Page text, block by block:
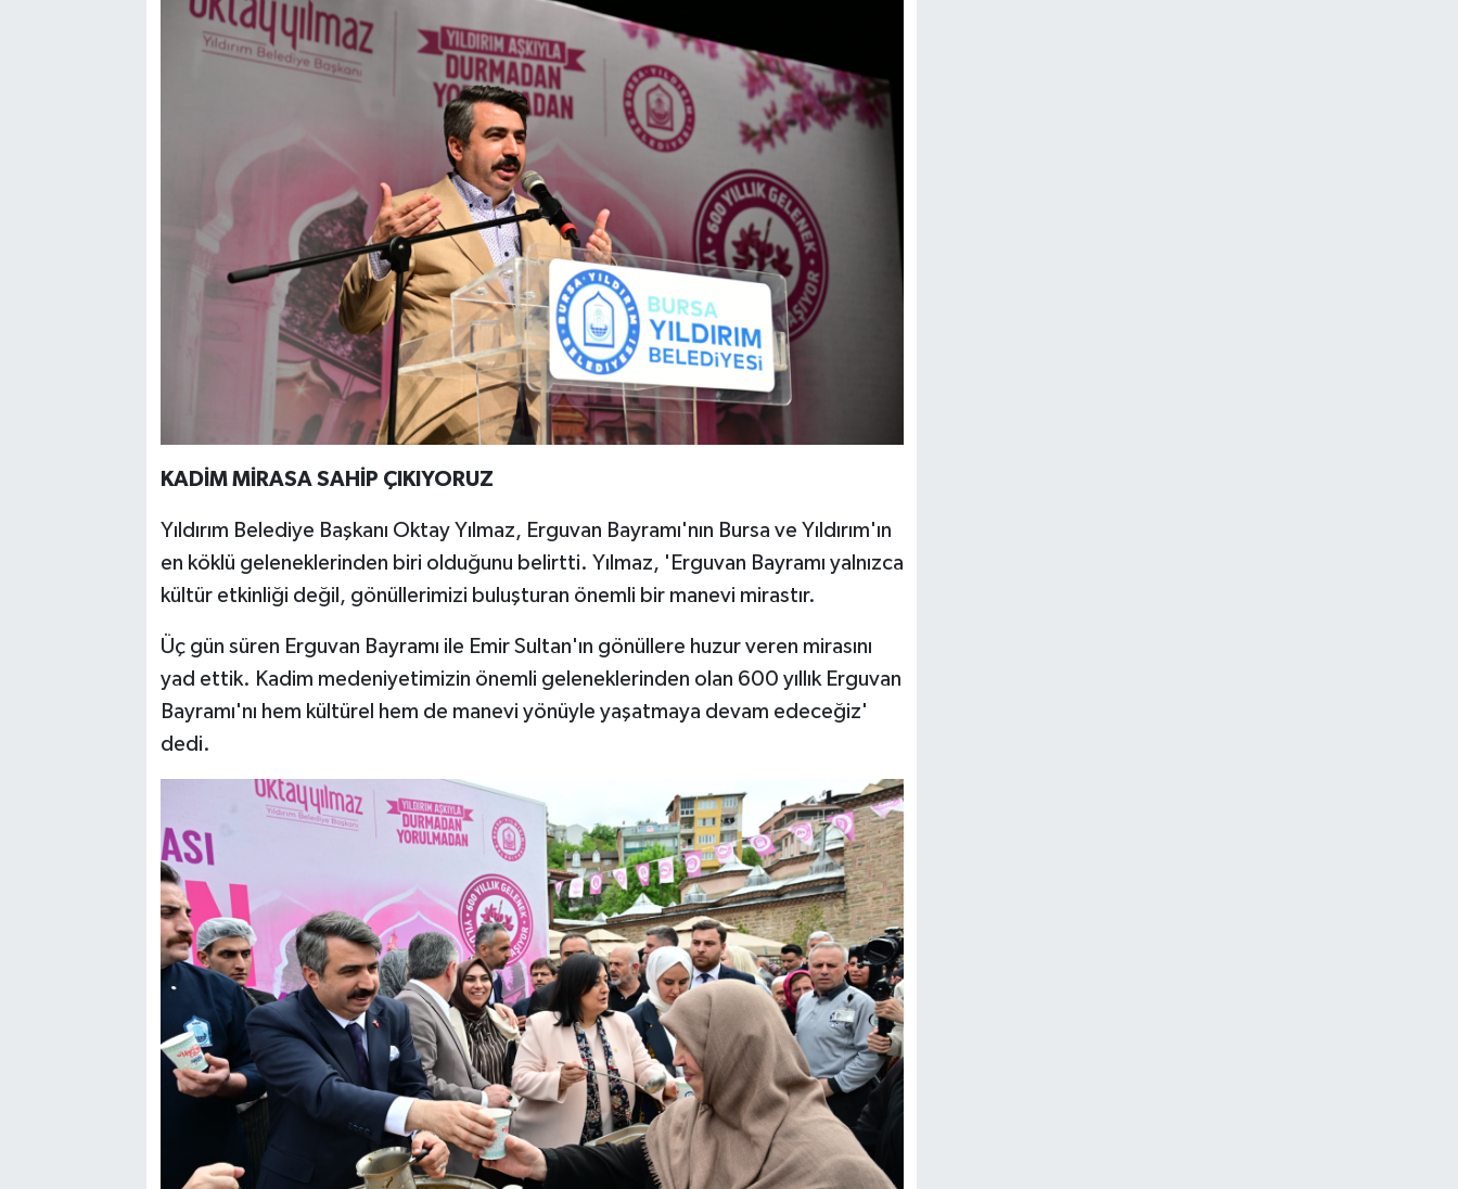
KADİM MİRASA SAHİP ÇIKIYORUZ
Yıldırım Belediye Başkanı Oktay Yılmaz, Erguvan Bayramı'nın Bursa ve Yıldırım'ın
en köklü geleneklerinden biri olduğunu belirtti. Yılmaz, 'Erguvan Bayramı yalnızca
kültür etkinliği değil, gönüllerimizi buluşturan önemli bir manevi mirastır.
Üç gün süren Erguvan Bayramı ile Emir Sultan'ın gönüllere huzur veren mirasını
yad ettik. Kadim medeniyetimizin önemli geleneklerinden olan 600 yıllık Erguvan
Bayramı'nı hem kültürel hem de manevi yönüyle yaşatmaya devam edeceğiz'
dedi.